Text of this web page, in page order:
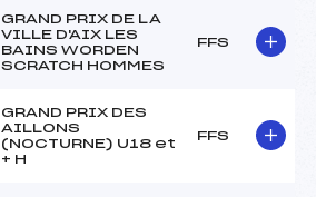
GRAND PRIX DE LA
VILLE D'AIX LES
BAINS WORDEN
SCRATCH HOMMES
FFS
GRAND PRIX DES
AILLONS
(NOCTURNE) U18 et
+ H
FFS